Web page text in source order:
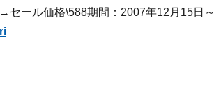
セール価格\588期間：2007年12月15日～